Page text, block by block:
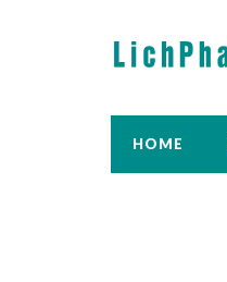
HOME